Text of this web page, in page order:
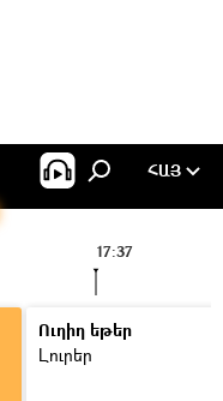
ՀԱՅ
17:37
Ուղիղ եթեր
Լուրեր